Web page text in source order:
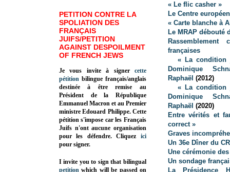
« Le flic casher »
Le Centre
« Carte blanche à
Le MRAP débouté
Rassemblement
françaises
« La condition
Dominique
Raphaël (2012)
« La condition
Dominique
Raphaël (2020)
Entre vérités et
correct »
Graves
Un 36e Dîner du
Une cérémonie
Un sondage
La Présidence
PETITION CONTRE LA
SPOLIATION DES
FRANÇAIS
JUIFS/PETITION
AGAINST DESPOILMENT
OF FRENCH JEWS
Je vous invite à signer cette
pétition bilingue français/anglais
destinée à être remise au
Président de la République
Emmanuel Macron et au Premier
ministre Edouard Philippe. Cette
pétition s'impose car les Français
Juifs n'ont aucune organisation
pour les défendre. Cliquez
ici
pour signer.
I invite you to sign that bilingual
petition which will be passed on